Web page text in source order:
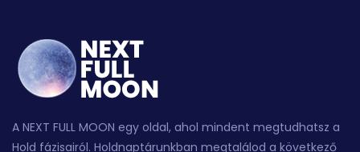
A NEXT FULL MOON egy oldal, ahol mindent megtudhatsz a
Hold fázisairól. Holdnaptárunkban megtalálod a következő